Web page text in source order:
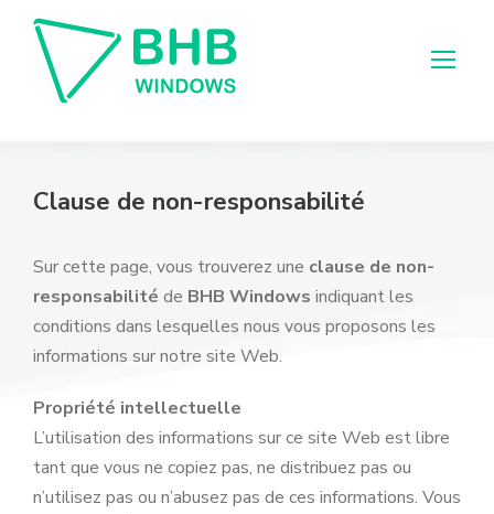
Clause de non-responsabilité
Sur cette page, vous trouverez une clause de non-
responsabilité de BHB Windows indiquant les
conditions dans lesquelles nous vous proposons les
informations sur notre site Web.
Propriété intellectuelle
L’utilisation des informations sur ce site Web est libre
tant que vous ne copiez pas, ne distribuez pas ou
n’utilisez pas ou n’abusez pas de ces informations. Vous